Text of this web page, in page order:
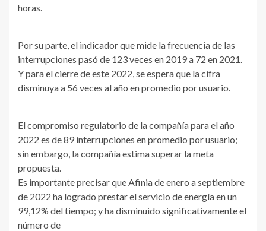
horas.
Por su parte, el indicador que mide la frecuencia de las
interrupciones pasó de 123 veces en 2019 a 72 en 2021.
Y para el cierre de este 2022, se espera que la cifra
disminuya a 56 veces al año en promedio por usuario.
El compromiso regulatorio de la compañía para el año
2022 es de 89 interrupciones en promedio por usuario;
sin embargo, la compañía estima superar la meta
propuesta.
Es importante precisar que Afinia de enero a septiembre
de 2022 ha logrado prestar el servicio de energía en un
99,12% del tiempo; y ha disminuido significativamente el
número de